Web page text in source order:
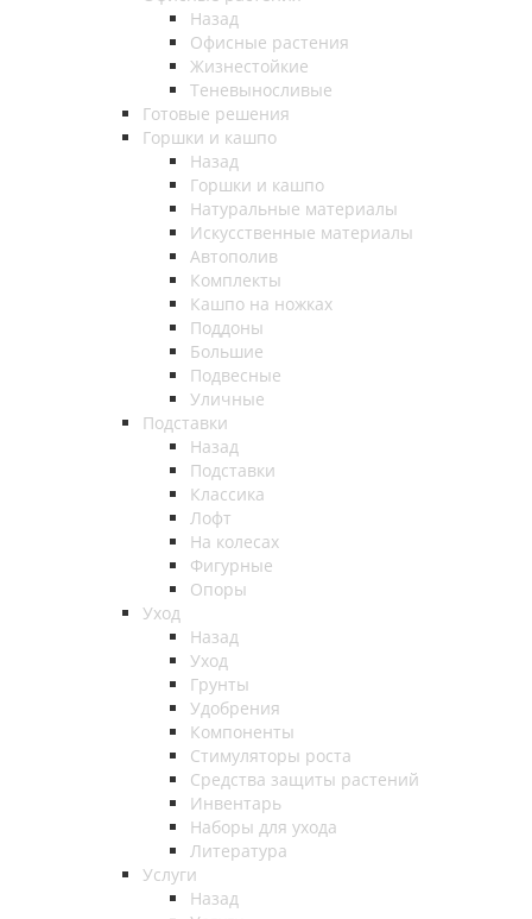
Назад
Офисные растения
Жизнестойкие
Теневыносливые
Готовые решения
Горшки и кашпо
Назад
Горшки и кашпо
Натуральные материалы
Искусственные материалы
Автополив
Комплекты
Кашпо на ножках
Поддоны
Большие
Подвесные
Уличные
Подставки
Назад
Подставки
Классика
Лофт
На колесах
Фигурные
Опоры
Уход
Назад
Уход
Грунты
Удобрения
Компоненты
Стимуляторы роста
Средства защиты растений
Инвентарь
Наборы для ухода
Литература
Услуги
Назад